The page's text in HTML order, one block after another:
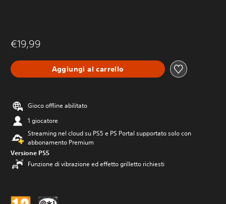
€19,99
Aggiungi al carrello
Gioco offline abilitato
1 giocatore
Streaming nel cloud su PS5 e PS Portal supportato solo con
abbonamento Premium
Versione PS5
Funzione di vibrazione ed effetto grilletto richiesti